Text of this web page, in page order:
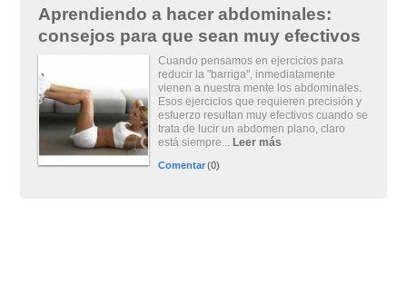
Aprendiendo a hacer abdominales:
consejos para que sean muy efectivos
Cuando pensamos en ejercicios para
reducir la "barriga", inmediatamente
vienen a nuestra mente los abdominales.
Esos ejercicios que requieren precisión y
esfuerzo resultan muy efectivos cuando se
trata de lucir un abdomen plano, claro
está siempre... Leer más
Comentar(0)